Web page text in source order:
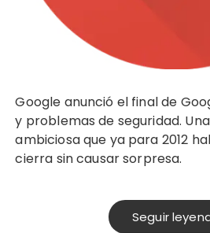
Google anunció el final de Google+ por falta de uso
y problemas de seguridad.
ambiciosa que ya para 2012
cierra sin causar sorpresa.
Seguir